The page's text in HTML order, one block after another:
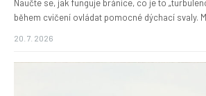
Naučte se, jak funguje bránice, co je to
20. 7. 2026